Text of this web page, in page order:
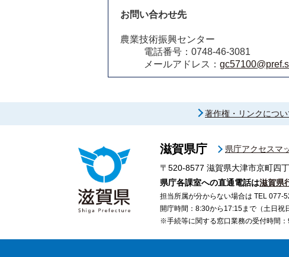
お問い合わせ先
農業技術振興センター
電話番号：0748-46-3081
メールアドレス：
著作権・リンクについ
滋賀県庁
県庁アクセスマ
〒520-8577 滋賀県大津市京町四
県庁各課室への直通電話は滋賀県
担当所属が分からない場合は TEL 077-
開庁時間：8:30から17:15まで（土日祝
※手続等に関する窓口業務の受付時間